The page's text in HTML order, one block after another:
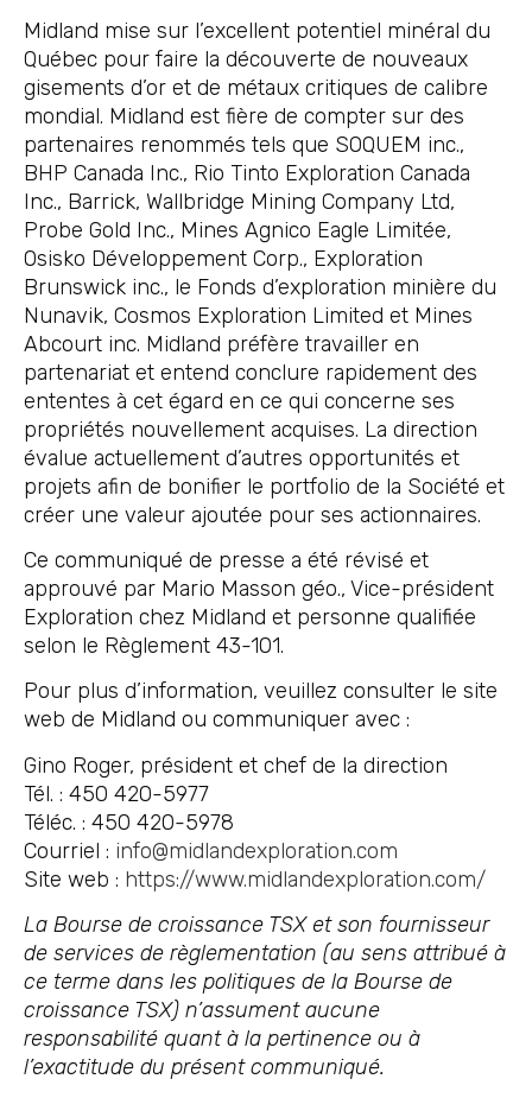
Midland mise sur l’excellent potentiel minéral du
Québec pour faire la découverte de nouveaux
gisements d’or et de métaux critiques de calibre
mondial. Midland est fière de compter sur des
partenaires renommés tels que SOQUEM inc.,
BHP Canada Inc., Rio Tinto Exploration Canada
Inc., Barrick, Wallbridge Mining Company Ltd,
Probe Gold Inc., Mines Agnico Eagle Limitée,
Osisko Développement Corp., Exploration
Brunswick inc., le Fonds d’exploration minière du
Nunavik, Cosmos Exploration Limited et Mines
Abcourt inc. Midland préfère travailler en
partenariat et entend conclure rapidement des
ententes à cet égard en ce qui concerne ses
propriétés nouvellement acquises. La direction
évalue actuellement d’autres opportunités et
projets afin de bonifier le portfolio de la Société et
créer une valeur ajoutée pour ses actionnaires.
Ce communiqué de presse a été révisé et
approuvé par Mario Masson géo., Vice-président
Exploration chez Midland et personne qualifiée
selon le Règlement 43-101.
Pour plus d’information, veuillez consulter le site
web de Midland ou communiquer avec :
Gino Roger, président et chef de la direction
Tél. : 450 420-5977
Téléc. : 450 420-5978
Courriel : info@midlandexploration.com
Site web : https://www.midlandexploration.com/
La Bourse de croissance TSX et son fournisseur
de services de règlementation (au sens attribué à
ce terme dans les politiques de la Bourse de
croissance TSX) n’assument aucune
responsabilité quant à la pertinence ou à
l’exactitude du présent communiqué.